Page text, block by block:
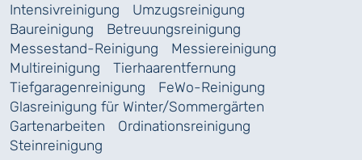
Intensivreinigung
Umzugsreinigung
Baureinigung
Betreuungsreinigung
Messestand-Reinigung
Messiereinigung
Multireinigung
Tierhaarentfernung
Tiefgaragenreinigung
FeWo-Reinigung
Glasreinigung für Winter/Sommergärten
Gartenarbeiten
Ordinationsreinigung
Steinreinigung